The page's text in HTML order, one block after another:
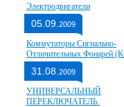
Электродвигатели
05.09. 2009
Коммутаторы Сигнально-
Отличительных Фонарей
31.08. 2009
УНИВЕРСАЛЬНЫЙ
ПЕРЕКЛЮЧАТЕЛЬ.